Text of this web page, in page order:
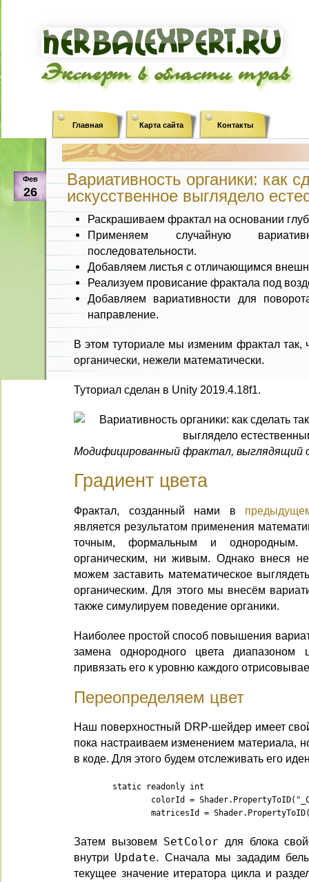
Эксперт в области трав
Главная Карта сайта Контакты
Фев
26
Вариативность органики: как
искусственное выглядело
Раскрашиваем фрактал на основании
Применяем случайную
последовательности.
Добавляем листья с отличающимся
Реализуем провисание фрактала под
Добавляем вариативности для
направление.
В этом туториале мы изменим фрактал так,
органически, нежели математически.
Туториал сделан в Unity 2019.4.18f1.
Модифицированный фрактал, выглядящий
Градиент цвета
Фрактал, созданный нами в
является результатом применения
точным, формальным и
органическим, ни живым. Однако внеся
можем заставить математическое
органическим. Для этого мы внесём
также симулируем поведение органики.
Наиболее простой способ повышения
замена однородного цвета
привязать его к уровню каждого
Переопределяем цвет
Наш поверхностный DRP-шейдер имеет
пока настраиваем изменением материала,
в коде. Для этого будем отслеживать его
matricesId =
Затем вызовем SetColor для блока
внутри Update. Сначала мы зададим
текущее значение итератора цикла и